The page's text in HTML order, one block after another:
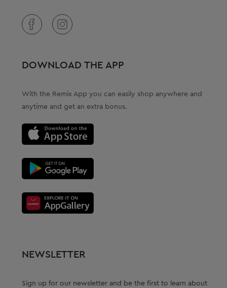
DOWNLOAD THE APP
With the Remix App you can easily shop anywhere and
anytime and get an extra bonus.
NEWSLETTER
Sign up for our newsletter and be the first to learn about